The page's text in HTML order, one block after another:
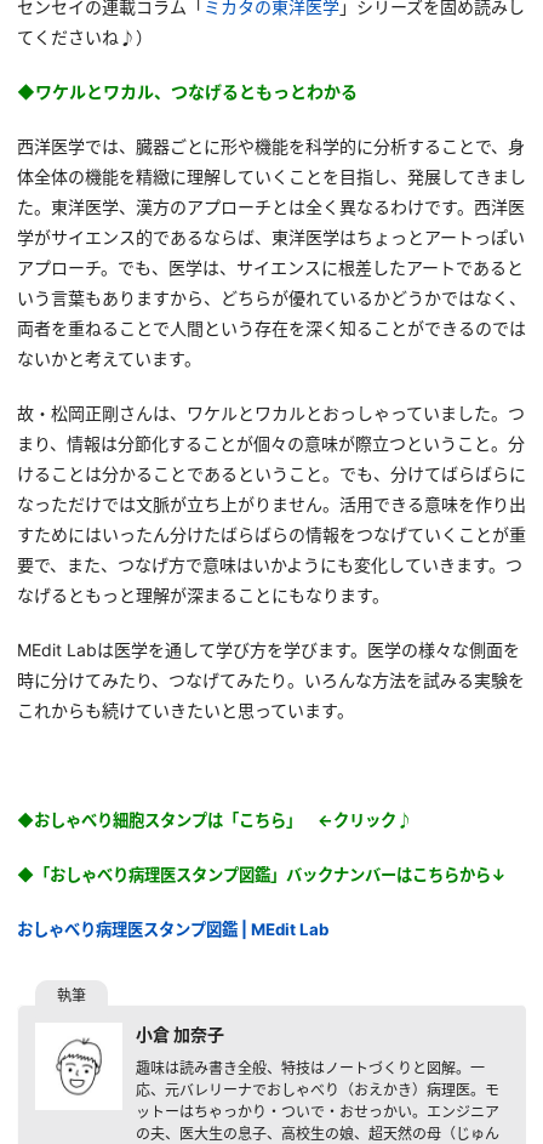
センセイの連載コラム「 ミカタの東洋医学」シリーズを固め読みし
てくださいね♪）
◆ワケルとワカル、つなげるともっとわかる
西洋医学では、臓器ごとに形や機能を科学的に分析することで、身
体全体の機能を精緻に理解していくことを目指し、発展してきまし
た。東洋医学、漢方のアプローチとは全く異なるわけです。西洋医
学がサイエンス的であるならば、東洋医学はちょっとアートっぽい
アプローチ。でも、医学は、サイエンスに根差したアートであると
いう言葉もありますから、どちらが優れているかどうかではなく、
両者を重ねることで人間という存在を深く知ることができるのでは
ないかと考えています。
故・松岡正剛さんは、ワケルとワカルとおっしゃっていました。つ
まり、情報は分節化することが個々の意味が際立つということ。分
けることは分かることであるということ。でも、分けてばらばらに
なっただけでは文脈が立ち上がりません。活用できる意味を作り出
すためにはいったん分けたばらばらの情報をつなげていくことが重
要で、また、つなげ方で意味はいかようにも変化していきます。つ
なげるともっと理解が深まることにもなります。
MEdit Labは医学を通して学び方を学びます。医学の様々な側面を
時に分けてみたり、つなげてみたり。いろんな方法を試みる実験を
これからも続けていきたいと思っています。
◆おしゃべり細胞スタンプは「こちら」 ←クリック♪
◆「おしゃべり病理医スタンプ図鑑」バックナンバーはこちらから↓
おしゃべり病理医スタンプ図鑑 | MEdit Lab
小倉 加奈子
趣味は読み書き全般、特技はノートづくりと図解。一
応、元バレリーナでおしゃべり（おえかき）病理医。モ
ットーはちゃっかり・ついで・おせっかい。エンジニア
の夫、医大生の息子、高校生の娘、超天然の母（じゅん